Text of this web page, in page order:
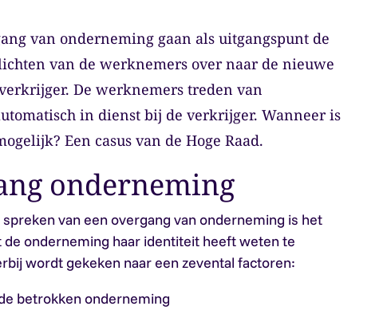
van onderneming gaan als uitgangspunt de
van de werknemers over naar de nieuwe
De werknemers treden van
in dienst bij de verkrijger. Wanneer is
Een casus van de Hoge Raad.
onderneming
van een overgang van onderneming is het
de onderneming haar identiteit heeft weten te
wordt gekeken naar een zevental factoren:
betrokken onderneming